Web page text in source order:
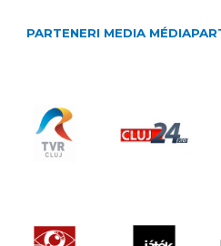
PARTENERI MEDIA